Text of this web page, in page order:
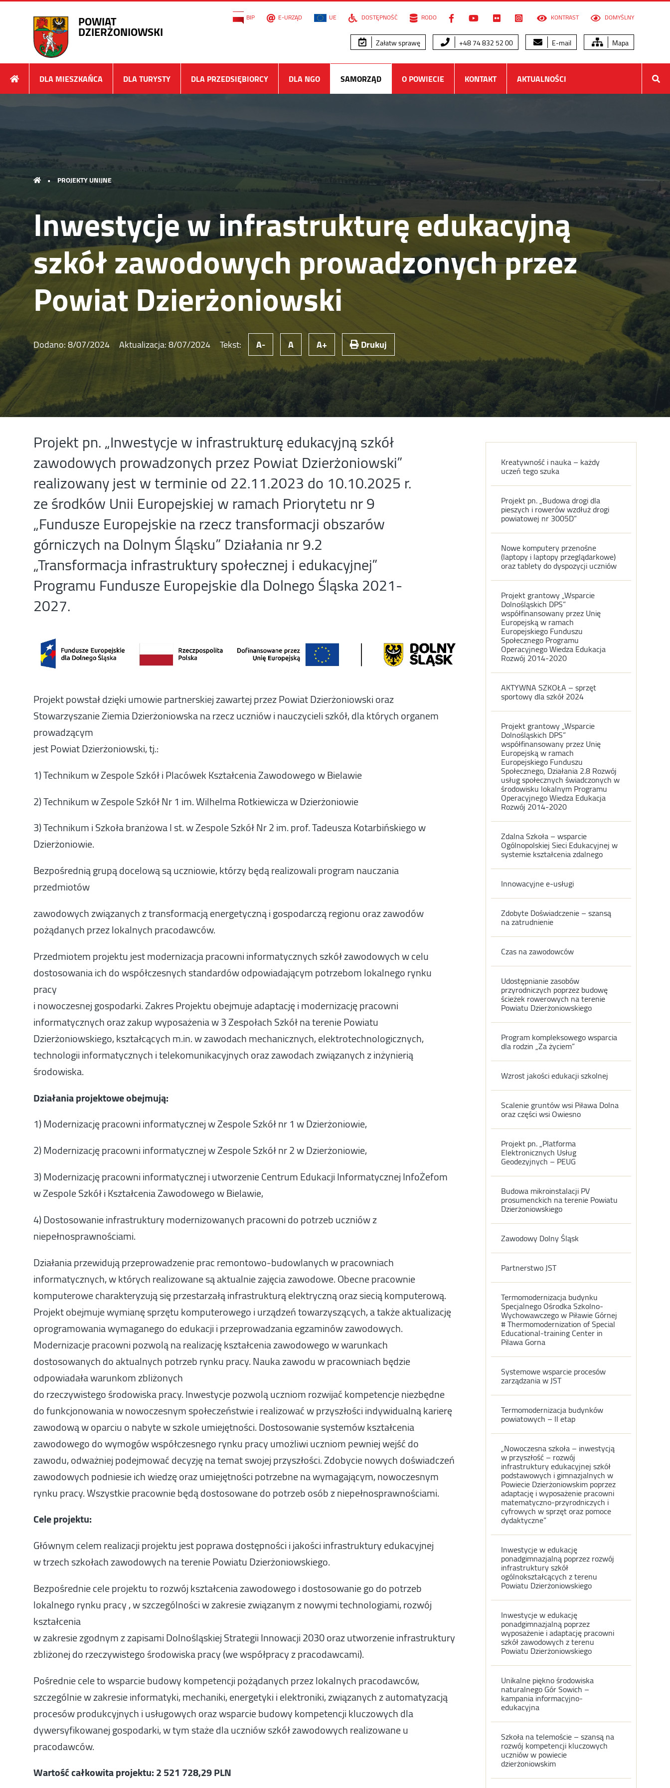
POWIAT
DZIERŻONIOWSKI
BIP E-URZĄD UE DOSTĘPNOŚĆ RODO KONTRAST DOMYŚLNY
Załatw sprawę +48 74 832 52 00 E-mail Mapa
DLA MIESZKAŃCA DLA TURYSTY DLA PRZEDSIĘBIORCY DLA NGO SAMORZĄD O POWIECIE KONTAKT AKTUALNOŚCI
• PROJEKTY UNIJNE
Inwestycje w infrastrukturę edukacyjną
szkół zawodowych prowadzonych przez
Powiat Dzierżoniowski
Dodano:8/07/2024 Aktualizacja:8/07/2024 Tekst: A- A A+ Drukuj
Projekt pn. „Inwestycje w infrastrukturę edukacyjną szkół
zawodowych prowadzonych przez Powiat Dzierżoniowski”
realizowany jest w terminie od 22.11.2023 do 10.10.2025 r.
ze środków Unii Europejskiej w ramach Priorytetu nr 9
„Fundusze Europejskie na rzecz transformacji obszarów
górniczych na Dolnym Śląsku” Działania nr 9.2
„Transformacja infrastruktury społecznej i edukacyjnej”
Programu Fundusze Europejskie dla Dolnego Śląska 2021-
2027.
Projekt powstał dzięki umowie partnerskiej zawartej przez Powiat Dzierżoniowski oraz
Stowarzyszanie Ziemia Dzierżoniowska na rzecz uczniów i nauczycieli szkół, dla których organem
prowadzącym
jest Powiat Dzierżoniowski, tj.:
1) Technikum w Zespole Szkół i Placówek Kształcenia Zawodowego w Bielawie
2) Technikum w Zespole Szkół Nr 1 im. Wilhelma Rotkiewicza w Dzierżoniowie
3) Technikum i Szkoła branżowa I st. w Zespole Szkół Nr 2 im. prof. Tadeusza Kotarbińskiego w
Dzierżoniowie.
Bezpośrednią grupą docelową są uczniowie, którzy będą realizowali program nauczania
przedmiotów
zawodowych związanych z transformacją energetyczną i gospodarczą regionu oraz zawodów
pożądanych przez lokalnych pracodawców.
Przedmiotem projektu jest modernizacja pracowni informatycznych szkół zawodowych w celu
dostosowania ich do współczesnych standardów odpowiadającym potrzebom lokalnego rynku
pracy
i nowoczesnej gospodarki. Zakres Projektu obejmuje adaptację i modernizację pracowni
informatycznych oraz zakup wyposażenia w 3 Zespołach Szkół na terenie Powiatu
Dzierżoniowskiego, kształcących m.in. w zawodach mechanicznych, elektrotechnologicznych,
technologii informatycznych i telekomunikacyjnych oraz zawodach związanych z inżynierią
środowiska.
Działania projektowe obejmują:
1) Modernizację pracowni informatycznej w Zespole Szkół nr 1 w Dzierżoniowie,
2) Modernizację pracowni informatycznej w Zespole Szkół nr 2 w Dzierżoniowie,
3) Modernizację pracowni informatycznej i utworzenie Centrum Edukacji Informatycznej InfoŻefom
w Zespole Szkół i Kształcenia Zawodowego w Bielawie,
4) Dostosowanie infrastruktury modernizowanych pracowni do potrzeb uczniów z
niepełnosprawnościami.
Działania przewidują przeprowadzenie prac remontowo-budowlanych w pracowniach
informatycznych, w których realizowane są aktualnie zajęcia zawodowe. Obecne pracownie
komputerowe charakteryzują się przestarzałą infrastrukturą elektryczną oraz siecią komputerową.
Projekt obejmuje wymianę sprzętu komputerowego i urządzeń towarzyszących, a także aktualizację
oprogramowania wymaganego do edukacji i przeprowadzania egzaminów zawodowych.
Modernizacje pracowni pozwolą na realizację kształcenia zawodowego w warunkach
dostosowanych do aktualnych potrzeb rynku pracy. Nauka zawodu w pracowniach będzie
odpowiadała warunkom zbliżonych
do rzeczywistego środowiska pracy. Inwestycje pozwolą uczniom rozwijać kompetencje niezbędne
do funkcjonowania w nowoczesnym społeczeństwie i realizować w przyszłości indywidualną karierę
zawodową w oparciu o nabyte w szkole umiejętności. Dostosowanie systemów kształcenia
zawodowego do wymogów współczesnego rynku pracy umożliwi uczniom pewniej wejść do
zawodu, odważniej podejmować decyzję na temat swojej przyszłości. Zdobycie nowych doświadczeń
zawodowych podniesie ich wiedzę oraz umiejętności potrzebne na wymagającym, nowoczesnym
rynku pracy. Wszystkie pracownie będą dostosowane do potrzeb osób z niepełnosprawnościami.
Cele projektu:
Głównym celem realizacji projektu jest poprawa dostępności i jakości infrastruktury edukacyjnej
w trzech szkołach zawodowych na terenie Powiatu Dzierżoniowskiego.
Bezpośrednie cele projektu to rozwój kształcenia zawodowego i dostosowanie go do potrzeb
lokalnego rynku pracy , w szczególności w zakresie związanym z nowymi technologiami, rozwój
kształcenia
w zakresie zgodnym z zapisami Dolnośląskiej Strategii Innowacji 2030 oraz utworzenie infrastruktury
zbliżonej do rzeczywistego środowiska pracy (we współpracy z pracodawcami).
Pośrednie cele to wsparcie budowy kompetencji pożądanych przez lokalnych pracodawców,
szczególnie w zakresie informatyki, mechaniki, energetyki i elektroniki, związanych z automatyzacją
procesów produkcyjnych i usługowych oraz wsparcie budowy kompetencji kluczowych dla
dywersyfikowanej gospodarki, w tym staże dla uczniów szkół zawodowych realizowane u
pracodawców.
Wartość całkowita projektu: 2 521 728,29 PLN
Kreatywność i nauka – każdy
uczeń tego szuka
Projekt pn. „Budowa drogi dla
pieszych i rowerów wzdłuż drogi
powiatowej nr 3005D”
Nowe komputery przenośne
(laptopy i laptopy przeglądarkowe)
oraz tablety do dyspozycji uczniów
Projekt grantowy „Wsparcie
Dolnośląskich DPS”
współfinansowany przez Unię
Europejską w ramach
Europejskiego Funduszu
Społecznego Programu
Operacyjnego Wiedza Edukacja
Rozwój 2014-2020
AKTYWNA SZKOŁA – sprzęt
sportowy dla szkół 2024
Projekt grantowy „Wsparcie
Dolnośląskich DPS”
współfinansowany przez Unię
Europejską w ramach
Europejskiego Funduszu
Społecznego, Działania 2.8 Rozwój
usług społecznych świadczonych w
środowisku lokalnym Programu
Operacyjnego Wiedza Edukacja
Rozwój 2014-2020
Zdalna Szkoła – wsparcie
Ogólnopolskiej Sieci Edukacyjnej w
systemie kształcenia zdalnego
Innowacyjne e-usługi
Zdobyte Doświadczenie – szansą
na zatrudnienie
Czas na zawodowców
Udostępnianie zasobów
przyrodniczych poprzez budowę
ścieżek rowerowych na terenie
Powiatu Dzierżoniowskiego
Program kompleksowego wsparcia
dla rodzin „Za życiem”
Wzrost jakości edukacji szkolnej
Scalenie gruntów wsi Piława Dolna
oraz części wsi Owiesno
Projekt pn. „Platforma
Elektronicznych Usług
Geodezyjnych – PEUG
Budowa mikroinstalacji PV
prosumenckich na terenie Powiatu
Dzierżoniowskiego
Zawodowy Dolny Śląsk
Partnerstwo JST
Termomodernizacja budynku
Specjalnego Ośrodka Szkolno-
Wychowawczego w Piławie Górnej
# Thermomodernization of Special
Educational-training Center in
Pilawa Gorna
Systemowe wsparcie procesów
zarządzania w JST
Termomodernizacja budynków
powiatowych – II etap
„Nowoczesna szkoła – inwestycją
w przyszłość – rozwój
infrastruktury edukacyjnej szkół
podstawowych i gimnazjalnych w
Powiecie Dzierżoniowskim poprzez
adaptację i wyposażenie pracowni
matematyczno-przyrodniczych i
cyfrowych w sprzęt oraz pomoce
dydaktyczne”
Inwestycje w edukację
ponadgimnazjalną poprzez rozwój
infrastruktury szkół
ogólnokształcących z terenu
Powiatu Dzierżoniowskiego
Inwestycje w edukację
ponadgimnazjalną poprzez
wyposażenie i adaptację pracowni
szkół zawodowych z terenu
Powiatu Dzierżoniowskiego
Unikalne piękno środowiska
naturalnego Gór Sowich –
kampania informacyjno-
edukacyjna
Szkoła na telemoście – szansą na
rozwój kompetencji kluczowych
uczniów w powiecie
dzierżoniowskim